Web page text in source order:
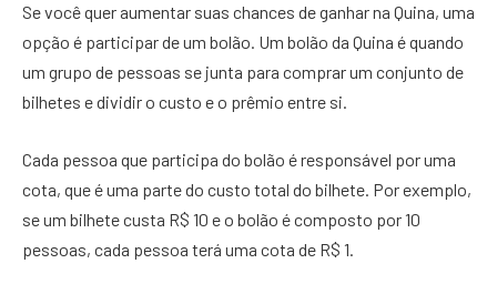
Se você quer aumentar suas chances de ganhar na Quina, uma
opção é participar de um bolão. Um bolão da Quina é quando
um grupo de pessoas se junta para comprar um conjunto de
bilhetes e dividir o custo e o prêmio entre si.
Cada pessoa que participa do bolão é responsável por uma
cota, que é uma parte do custo total do bilhete. Por exemplo,
se um bilhete custa R$ 10 e o bolão é composto por 10
pessoas, cada pessoa terá uma cota de R$ 1.